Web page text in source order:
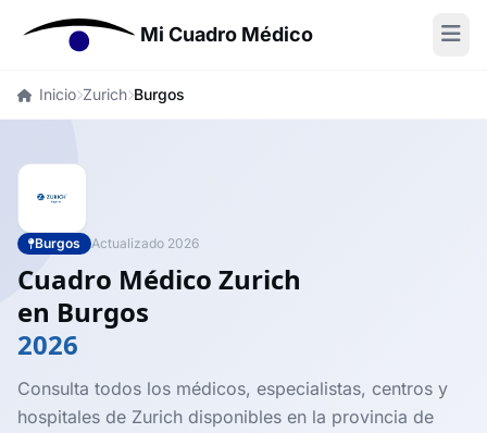
Mi Cuadro Médico
Inicio Zurich Burgos
Burgos Actualizado 2026
Cuadro Médico Zurich
en Burgos
2026
Consulta todos los médicos, especialistas, centros y
hospitales de Zurich disponibles en la provincia de